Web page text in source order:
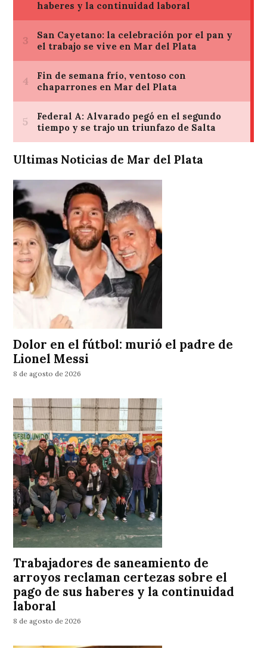
Ultimas Noticias de Mar del Plata
Dolor en el fútbol: murió el padre de
Lionel Messi
8 de agosto de 2026
Trabajadores de saneamiento de
arroyos reclaman certezas sobre el
pago de sus haberes y la continuidad
laboral
8 de agosto de 2026